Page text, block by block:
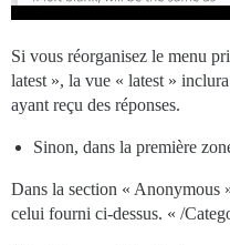
Si vous réorganisez le menu
latest », la vue « latest »
ayant reçu des réponses.
Sinon, dans la première
Dans la section « Anonymous
celui fourni ci-dessus. « /